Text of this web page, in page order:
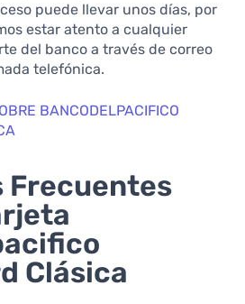
puede llevar unos días, por
estar atento a cualquier
del banco a través de correo
telefónica.
BANCODELPACIFICO
Frecuentes
Clásica